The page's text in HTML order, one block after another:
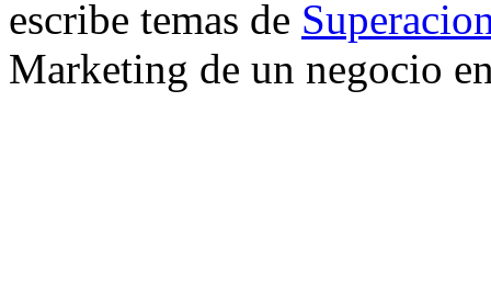
escribe temas de
Marketing de un negocio